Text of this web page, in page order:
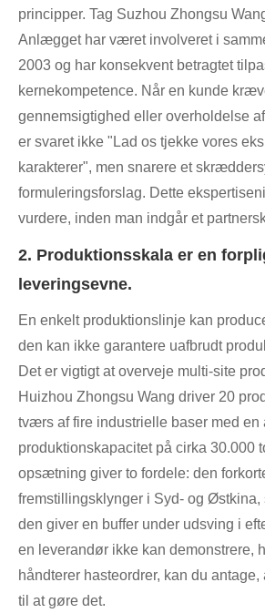
principper. Tag Suzhou Zhongsu
Anlægget har været involveret i
2003 og har konsekvent betragtet
kernekompetence. Når en kunde
gennemsigtighed eller overholdelse
er svaret ikke "Lad os tjekke vores
karakterer", men snarere et
formuleringsforslag. Dette
vurdere, inden man indgår et
2. Produktionsskala er en
leveringsevne.
En enkelt produktionslinje kan
den kan ikke garantere uafbrudt
Det er vigtigt at overveje multi-site
Huizhou Zhongsu Wang driver 20
tværs af fire industrielle baser med en
produktionskapacitet på cirka 30.000
opsætning giver to fordele: den
fremstillingsklynger i Syd- og Østkina,
den giver en buffer under udsving i
en leverandør ikke kan demonstrere,
håndterer hasteordrer, kan du antage,
til at gøre det.